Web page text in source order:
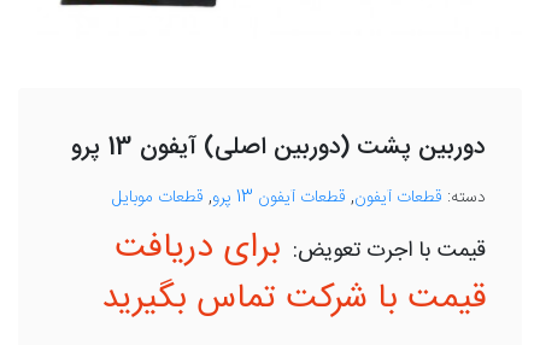
دوربین پشت (دوربین اصلی) آیفون 13 پرو
دسته: قطعات آیفون, قطعات آیفون 13 پرو , قطعات موبایل
برای دریافت
قیمت با شرکت تماس بگیرید